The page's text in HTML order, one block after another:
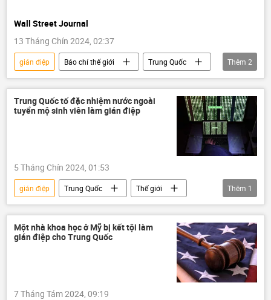
Wall Street Journal
13 Tháng Chín 2024, 02:37
gián điệp Báo chí thế giới
Trung Quốc
Hoa Kỳ
Thế giới
Thêm 2
Trung Quốc tố đặc nhiệm nước ngoài
tuyển mộ sinh viên làm gián điệp
5 Tháng Chín 2024, 01:53
gián điệp Trung Quốc
Thế giới
Xã hội
Thêm 1
Một nhà khoa học ở Mỹ bị kết tội làm
gián điệp cho Trung Quốc
7 Tháng Tám 2024, 09:19